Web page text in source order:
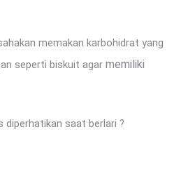
memakan karbohidrat yang
seperti biskuit agar memiliki
diperhatikan saat berlari ?